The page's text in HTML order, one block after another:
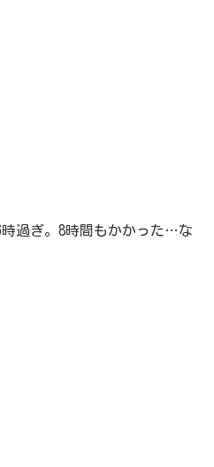
過ぎ。8時間もかかった…な